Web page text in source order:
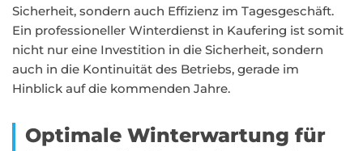
Sicherheit, sondern auch Effizienz im Tagesgeschäft.
Ein professioneller Winterdienst in Kaufering ist somit
nicht nur eine Investition in die Sicherheit, sondern
auch in die Kontinuität des Betriebs, gerade im
Hinblick auf die kommenden Jahre.
Optimale Winterwartung für